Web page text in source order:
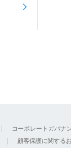
コーポレートガバナ
顧客保護に関する